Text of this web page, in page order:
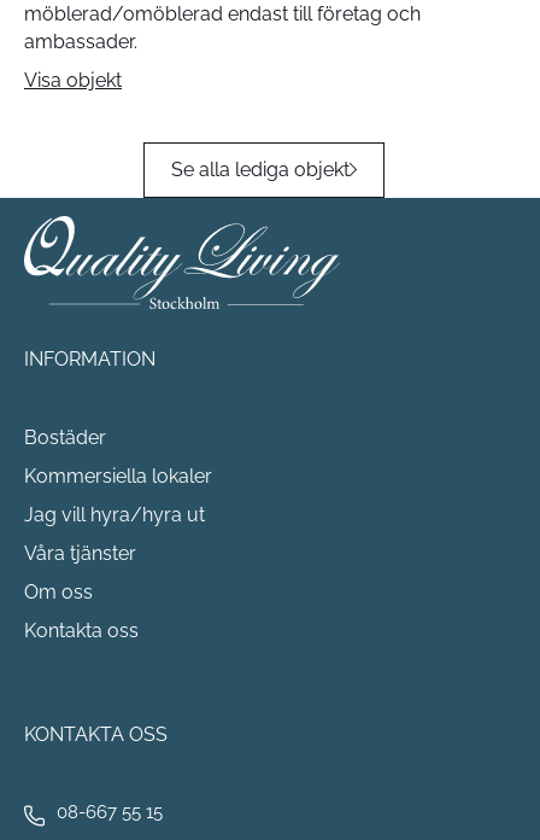
möblerad/omöblerad endast till företag och
ambassader.
Visa objekt
Se alla lediga objekt
INFORMATION
Bostäder
Kommersiella lokaler
Jag vill hyra/hyra ut
Våra tjänster
Om oss
Kontakta oss
KONTAKTA OSS
08-667 55 15